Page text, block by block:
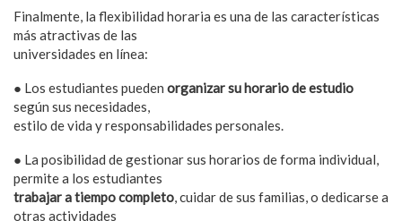
Finalmente, la flexibilidad horaria es una de las características
más atractivas de las
universidades en línea:
● Los estudiantes pueden organizar su horario de estudio
según sus necesidades,
estilo de vida y responsabilidades personales.
● La posibilidad de gestionar sus horarios de forma individual,
permite a los estudiantes
trabajar a tiempo completo, cuidar de sus familias, o dedicarse a
otras actividades